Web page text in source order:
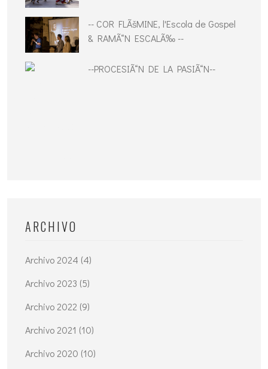
-- COR FLÃšMINE, l'Escola de Gospel
& RAMÃ“N ESCALÃ‰ --
--PROCESIÃ“N DE LA PASIÃ“N--
ARCHIVO
Archivo 2024 (4)
Archivo 2023 (5)
Archivo 2022 (9)
Archivo 2021 (10)
Archivo 2020 (10)